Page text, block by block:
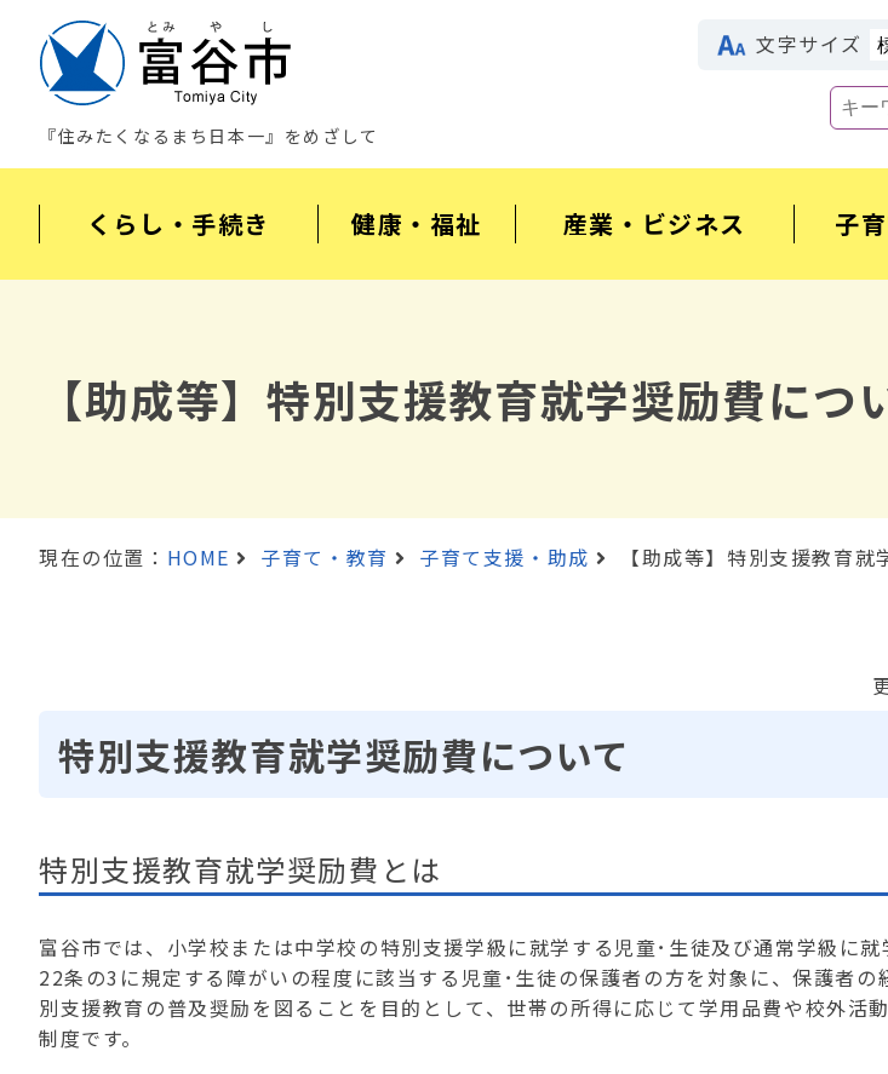
『住みたくなるまち日本一』をめざして
文字サイズ
くらし・手続き 健康・福祉 産業・ビジネス 子
【助成等】特別支援教育就学奨励費につ
現在の位置： HOME 子育て・教育 子育て支援・助成 【助成等】特別支援教育就
特別支援教育就学奨励費について
特別支援教育就学奨励費とは
富谷市では、小学校または中学校の特別支援学級に就学する児童･生徒及び通常学級に
22条の3に規定する障がいの程度に該当する児童･生徒の保護者の方を対象に、保護者の
別支援教育の普及奨励を図ることを目的として、世帯の所得に応じて学用品費や校外活
制度です。